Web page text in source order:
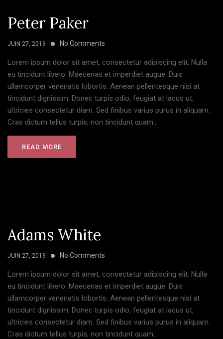
Peter Paker
JUIN 27, 2019 No Comments
Lorem ipsum dolor sit amet, consectetur adipiscing elit. Nulla
eu tincidunt libero. Maecenas et imperdiet augue. Duis
ullamcorper venenatis lobortis. Aenean pellentesque nisi at
tincidunt dignissim. Donec turpis odio, feugiat at lacus ut,
ultricies consectetur diam. Sed finibus varius purus in aliquam.
Cras dictum tellus turpis, non tincidunt quam...
READ MORE
Adams White
JUIN 27, 2019 No Comments
Lorem ipsum dolor sit amet, consectetur adipiscing elit. Nulla
eu tincidunt libero. Maecenas et imperdiet augue. Duis
ullamcorper venenatis lobortis. Aenean pellentesque nisi at
tincidunt dignissim. Donec turpis odio, feugiat at lacus ut,
ultricies consectetur diam. Sed finibus varius purus in aliquam.
Cras dictum tellus turpis, non tincidunt quam...